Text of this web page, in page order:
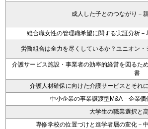
成人した子とのつながり－
総合職女性の管理職希望に関する実証分析
労働組合は全力を尽くしているか？ユニオン
介護サービス施設・事業者の効率的経営を図る
書
介護人材確保に向けた介護サービスとそ
中小企業の事業譲渡型M&A－企業
大学生の職業選択と
専修学校の位置づけと進学者層の変化－